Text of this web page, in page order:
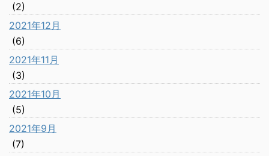
(2)
2021年12月
(6)
2021年11月
(3)
2021年10月
(5)
2021年9月
(7)